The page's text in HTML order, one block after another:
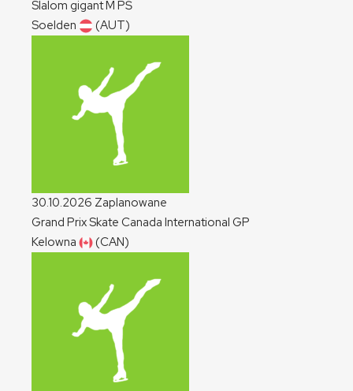
Slalom gigantM PŚ
Soelden
(AUT)
30.10.2026 Zaplanowane
Grand Prix Skate Canada International GP
Kelowna
(CAN)